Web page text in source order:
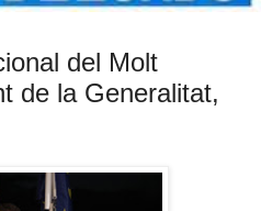
del Molt
de la Generalitat,